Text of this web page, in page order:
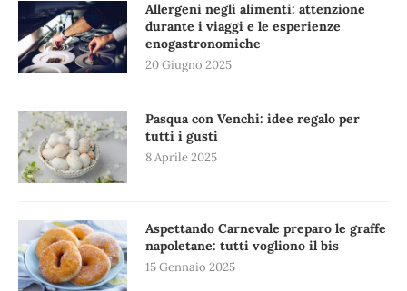
Allergeni negli alimenti: attenzione
durante i viaggi e le esperienze
enogastronomiche
20 Giugno 2025
Pasqua con Venchi: idee regalo per
tutti i gusti
8 Aprile 2025
Aspettando Carnevale preparo le graffe
napoletane: tutti vogliono il bis
15 Gennaio 2025